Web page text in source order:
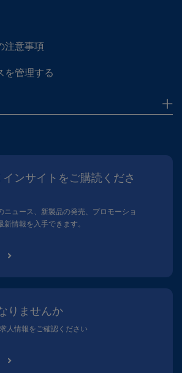
注意事項
を管理する
ットライン
ンサイトをご購読くださ
ニュース、新製品の発売、プロモーショ
情報を入手できます。
りませんか
人情報をご確認ください